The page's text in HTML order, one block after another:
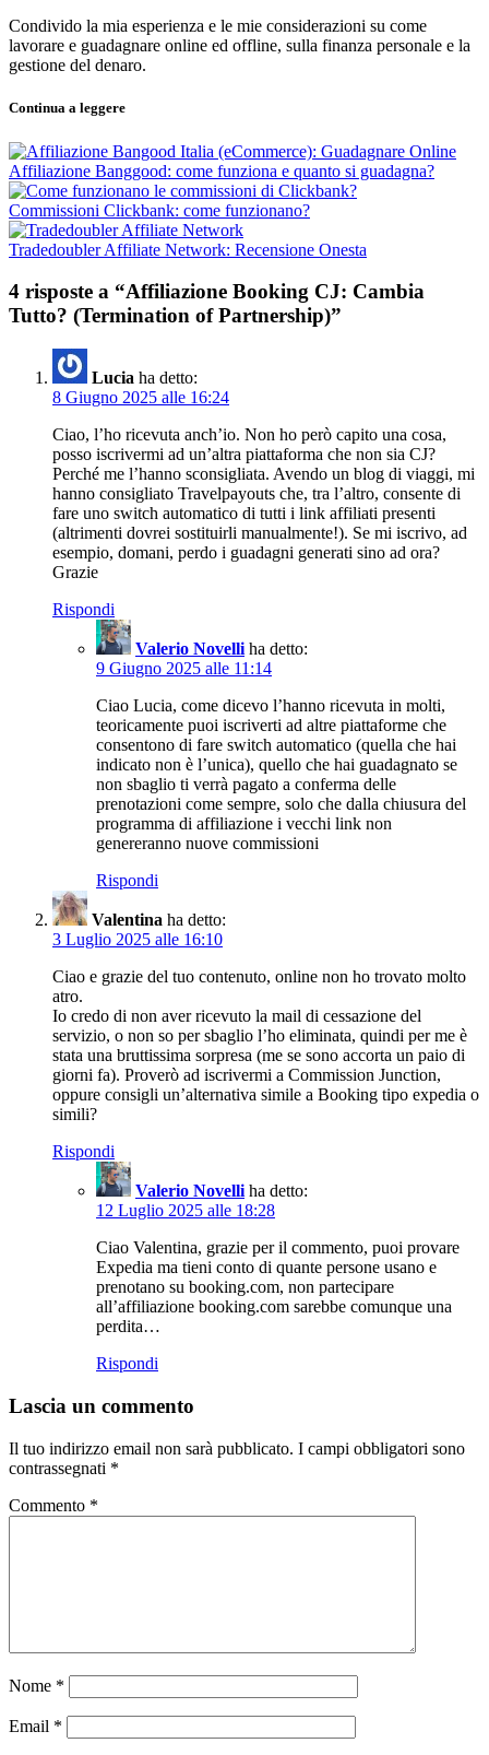
Condivido la mia esperienza e le mie considerazioni su come
lavorare e guadagnare online ed offline, sulla finanza personale e la
gestione del denaro.
Continua a leggere
Affiliazione Banggood: come funziona e quanto si guadagna?
Commissioni Clickbank: come funzionano?
Tradedoubler Affiliate Network: Recensione Onesta
4 risposte a “Affiliazione Booking CJ: Cambia
Tutto? (Termination of Partnership)”
Lucia ha detto:
8 Giugno 2025 alle 16:24
Ciao, l’ho ricevuta anch’io. Non ho però capito una cosa,
posso iscrivermi ad un’altra piattaforma che non sia CJ?
Perché me l’hanno sconsigliata. Avendo un blog di viaggi, mi
hanno consigliato Travelpayouts che, tra l’altro, consente di
fare uno switch automatico di tutti i link affiliati presenti
(altrimenti dovrei sostituirli manualmente!). Se mi iscrivo, ad
esempio, domani, perdo i guadagni generati sino ad ora?
Grazie
Rispondi
Valerio Novelli ha detto:
9 Giugno 2025 alle 11:14
Ciao Lucia, come dicevo l’hanno ricevuta in molti,
teoricamente puoi iscriverti ad altre piattaforme che
consentono di fare switch automatico (quella che hai
indicato non è l’unica), quello che hai guadagnato se
non sbaglio ti verrà pagato a conferma delle
prenotazioni come sempre, solo che dalla chiusura del
programma di affiliazione i vecchi link non
genereranno nuove commissioni
Rispondi
Valentina ha detto:
3 Luglio 2025 alle 16:10
Ciao e grazie del tuo contenuto, online non ho trovato molto
atro.
Io credo di non aver ricevuto la mail di cessazione del
servizio, o non so per sbaglio l’ho eliminata, quindi per me è
stata una bruttissima sorpresa (me se sono accorta un paio di
giorni fa). Proverò ad iscrivermi a Commission Junction,
oppure consigli un’alternativa simile a Booking tipo expedia o
simili?
Rispondi
Valerio Novelli ha detto:
12 Luglio 2025 alle 18:28
Ciao Valentina, grazie per il commento, puoi provare
Expedia ma tieni conto di quante persone usano e
prenotano su booking.com, non partecipare
all’affiliazione booking.com sarebbe comunque una
perdita…
Rispondi
Lascia un commento
Il tuo indirizzo email non sarà pubblicato. I campi obbligatori sono
contrassegnati *
Commento *
Nome *
Email *